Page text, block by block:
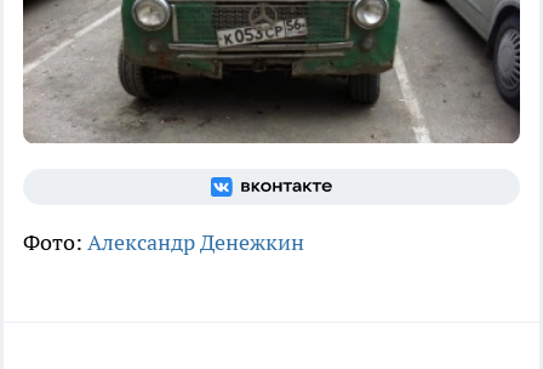
Фото: Александр Денежкин